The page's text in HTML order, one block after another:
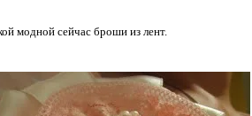
модной сейчас броши из лент.